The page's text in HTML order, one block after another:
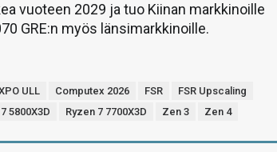
vuoteen 2029 ja tuo Kiinan markkinoille
GRE:n myös länsimarkkinoille.
ULL Computex 2026 FSR
FSR Upscaling
5800X3D Ryzen 7 7700X3D Zen 3 Zen 4